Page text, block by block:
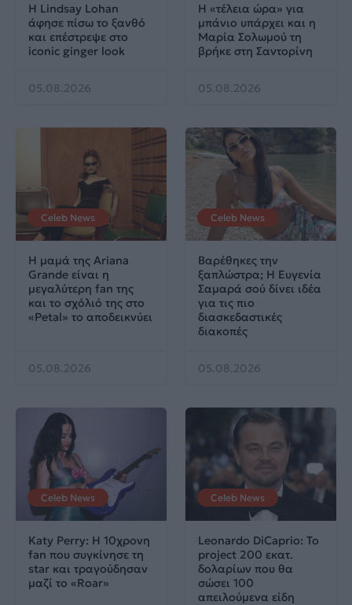
Η Lindsay Lohan
άφησε πίσω το ξανθό
και επέστρεψε στο
iconic ginger look
05.08.2026
Η «τέλεια ώρα» για
μπάνιο υπάρχει και η
Μαρία Σολωμού τη
βρήκε στη Σαντορίνη
05.08.2026
Celeb News
Η μαμά της Ariana
Grande είναι η
μεγαλύτερη fan της
και το σχόλιό της στο
«Petal» το αποδεικνύει
05.08.2026
Celeb News
Βαρέθηκες την
ξαπλώστρα; Η Ευγενία
Σαμαρά σού δίνει ιδέα
για τις πιο
διασκεδαστικές
διακοπές
05.08.2026
Celeb News
Katy Perry: Η 10χρονη
fan που συγκίνησε τη
star και τραγούδησαν
μαζί το «Roar»
Celeb News
Leonardo DiCaprio: Το
project 200 εκατ.
δολαρίων που θα
σώσει 100
απειλούμενα είδη